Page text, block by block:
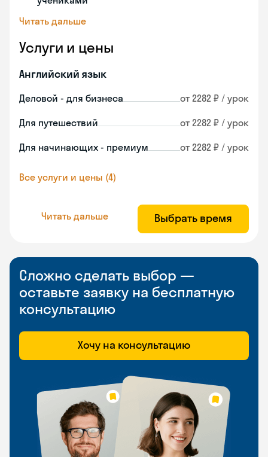
Читать дальше
Услуги и цены
Английский язык
Деловой - для бизнеса от 2282 ₽ / урок
Для путешествий от 2282 ₽ / урок
Для начинающих - премиум от 2282 ₽ / урок
Все услуги и цены (4)
Читать дальше Выбрать время
Сложно сделать выбор —
оставьте заявку на бесплатную
консультацию
Хочу на консультацию